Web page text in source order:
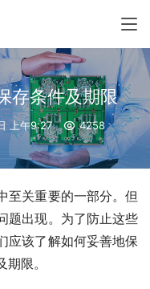
存条件及期限
上午9:27 4258
至关重要的一部分。但
题出现。为了防止这些
应该了解如何妥善地保
限。